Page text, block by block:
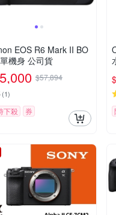
EOS R6 Mark II BO
機身 公司貨
$57,894
(1)
下殺 券
$